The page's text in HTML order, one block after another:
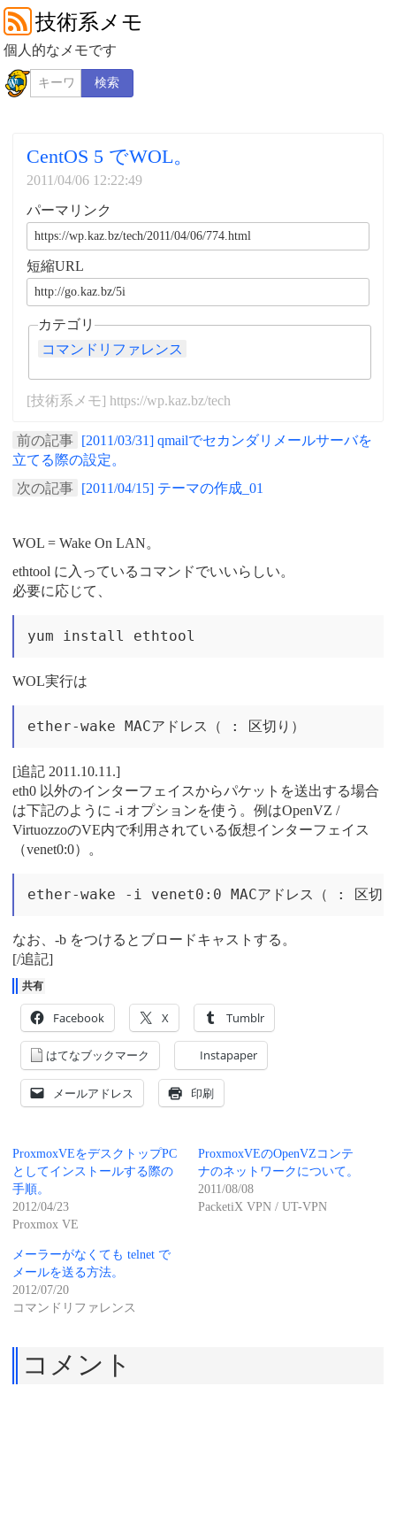
技術系メモ
個人的なメモです
検索
CentOS 5 でWOL。
2011/04/06 12:22:49
パーマリンク
短縮URL
カテゴリ
コマンドリファレンス
[技術系メモ] https://wp.kaz.bz/tech
前の記事
[2011/03/31] qmailでセカンダリメールサーバを
立てる際の設定。
次の記事
[2011/04/15] テーマの作成_01
WOL = Wake On LAN。
ethtool に入っているコマンドでいいらしい。
必要に応じて、
WOL実行は
[追記 2011.10.11.]
eth0 以外のインターフェイスからパケットを送出する場合
は下記のように -i オプションを使う。例はOpenVZ /
VirtuozzoのVE内で利用されている仮想インターフェイス
（venet0:0）。
なお、-b をつけるとブロードキャストする。
[/追記]
共有
Facebook X Tumblr
はてなブックマーク Instapaper
メールアドレス 印刷
ProxmoxVEをデスクトップPC
としてインストールする際の
手順。
2012/04/23
Proxmox VE
ProxmoxVEのOpenVZコンテ
ナのネットワークについて。
2011/08/08
PacketiX VPN / UT-VPN
メーラーがなくても telnet で
メールを送る方法。
2012/07/20
コマンドリファレンス
コメント